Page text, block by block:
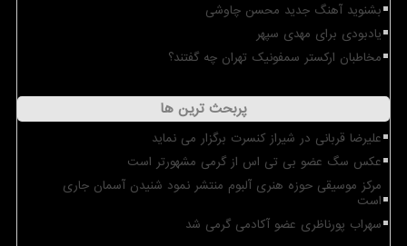
بشنوید آهنگ جدید محسن چاوشی
یادبودی برای مهدی سپهر
مخاطبان ارکستر سمفونیک تهران چه گفتند؟
پربحث ترین ها
علیرضا قربانی در شیراز کنسرت برگزار می نماید
عکس سگ عضو بی تی اس از گرمی مشهورتر است
مرکز موسیقی حوزه هنری آلبوم منتشر نمود شنیدن آسمان جاری
است
سهراب پورناظری عضو آکادمی گرمی شد